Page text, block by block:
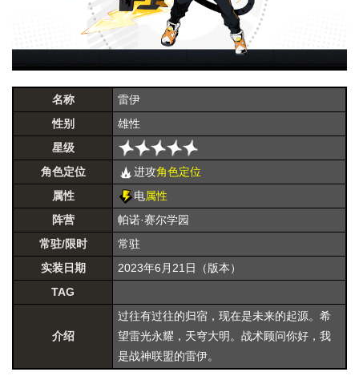
名称
雷伊
性别
雄性
星级
角色定位
进攻角色定位
属性
电属性
阵营
帕诺·赛尔学园
常驻/限时
常驻
实装日期
2023年6月21日（版本）
TAG
介绍
过往有过往的归宿，现在是未来的起源。希
望雷光永耀，天穹大明。战术顾问你好，我
是战神联盟的雷伊。